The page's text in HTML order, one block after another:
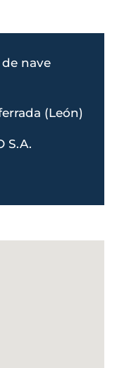
nave
(León)
S.A.